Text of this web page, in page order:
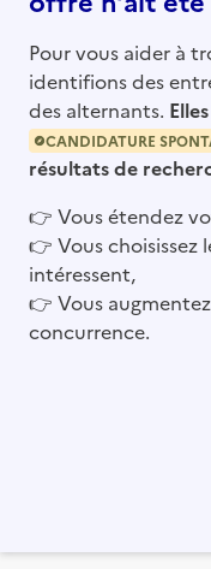
Pour vous aider à
identifions des
des alternants.
CANDIDATURE
résultats de
👉 Vous étendez
👉 Vous choisissez
intéressent,
👉 Vous
concurrence.